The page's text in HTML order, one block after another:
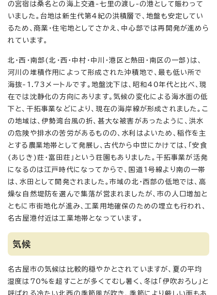
の宮宿は桑名との海上交通-七里の渡し-の港として賑わって
いました。台地は新生代第4紀の洪積層で、地盤も安定してい
るため、商業・住宅地としてさかえ、中心部では再開発が進めら
れています。
北・西・南部(北・西・中村・中川・港区と熱田・南区の一部)は、
河川の堆積作用によって形成された沖積地で、最も低い所で
海抜-1.73メートルです。地盤沈下は、昭和40年代と比べ、現
在では沈静化の方向にあります。気候の変化による海水面の低
下と、干拓事業などにより、現在の海岸線が形成されました。こ
の地域は、伊勢湾台風の折、甚大な被害があったように、洪水
の危険や排水の苦労があるものの、水利はよいため、稲作を主
とする農業地帯として発展し、古代から中世にかけては、「安食
(あじき)荘・富田荘」という荘園もありました。干拓事業が活発
になるのは江戸時代になってからで、国道1号線より南の一帯
は、水田として開発されました。市域の北・西部の低地では、高
燥な自然堤防を選んで集落が営まれましたが、市の人口増加と
ともに市街地化が進み、工業用地確保のための埋立も行われ、
名古屋港付近は工業地帯となっています。
気候
名古屋市の気候は比較的穏やかとされていますが、夏の平均
湿度は70%を超すことが多くてむし暑く、冬は「伊吹おろし」と
呼ばれる冷たい北西の季節風が吹き、季節により厳しい面もあ